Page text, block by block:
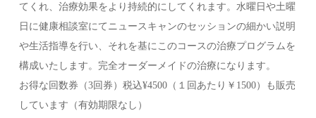
てくれ、治療効果をより持続的にしてくれます。水曜日や土曜
日に健康相談室にてニュースキャンのセッションの細かい説明
や生活指導を行い、それを基にこのコースの治療プログラムを
構成いたします。完全オーダーメイドの治療になります。
お得な回数券（3回券）税込¥4500（１回あたり￥1500）も販売
しています（有効期限なし）